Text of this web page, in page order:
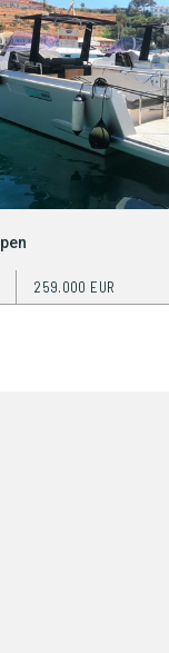
259.000 EUR